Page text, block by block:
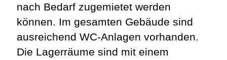
nach Bedarf zugemietet werden
können. Im gesamten Gebäude sind
ausreichend WC-Anlagen vorhanden.
Die Lagerräume sind mit einem